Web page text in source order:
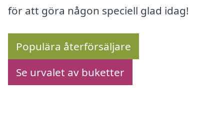
för att göra någon speciell glad idag!
Populära återförsäljare
Se urvalet av buketter